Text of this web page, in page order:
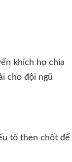
khích họ chia
cho đội ngũ
tố then chốt để